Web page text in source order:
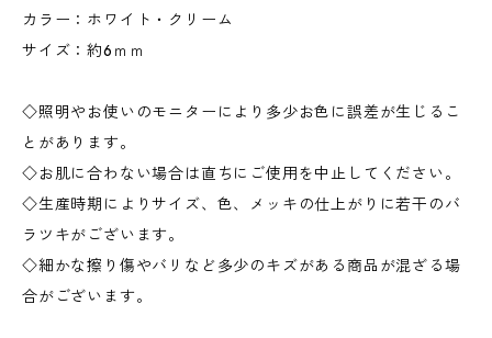
カラー：ホワイト・クリーム
サイズ：約6ｍｍ
◇照明やお使いのモニターにより多少お色に誤差が生じるこ
とがあります。
◇お肌に合わない場合は直ちにご使用を中止してください。
◇生産時期によりサイズ、色、メッキの仕上がりに若干のバ
ラツキがございます。
◇細かな擦り傷やバリなど多少のキズがある商品が混ざる場
合がございます。